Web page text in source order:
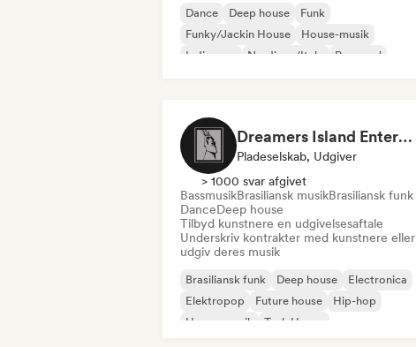
Dance Deep house
Funk
Funky/Jackin House
House-musik
Indie-pop
Nu-disco/Italo Pop-soul
Dreamers Island Entertainment
Pladeselskab, Udgiver
> 1000 svar afgivet
BassmusikBrasiliansk musikBrasiliansk funk
DanceDeep house
Tilbyd kunstnere en udgivelsesaftale
Underskriv kontrakter med kunstnere eller
udgiv deres musik
Brasiliansk funk Deep house
Electronica
Elektropop
Future house
Hip-hop
House-musik
Tech House